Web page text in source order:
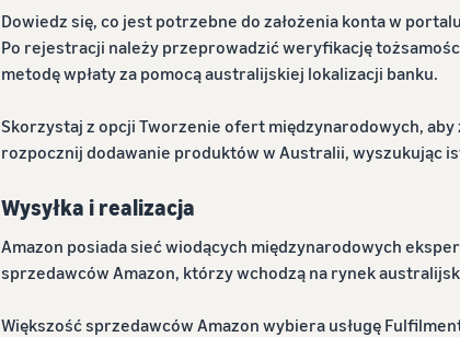
Dowiedz się, co jest potrzebne do założenia konta w
Po rejestracji należy przeprowadzić weryfikację
metodę wpłaty za pomocą australijskiej lokalizacji banku.
Skorzystaj z opcji Tworzenie ofert międzynarodowych,
rozpocznij dodawanie produktów w Australii, wyszukując
Wysyłka i realizacja
Amazon posiada sieć wiodących międzynarodowych
sprzedawców Amazon, którzy wchodzą na rynek
Większość sprzedawców Amazon wybiera usługę